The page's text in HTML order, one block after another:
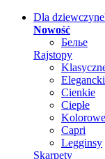
Dla
Nowość
Белье
Rajstopy
Cienkie
Ciepłe
Kolorowe
Capri
Legginsy
Skarpety